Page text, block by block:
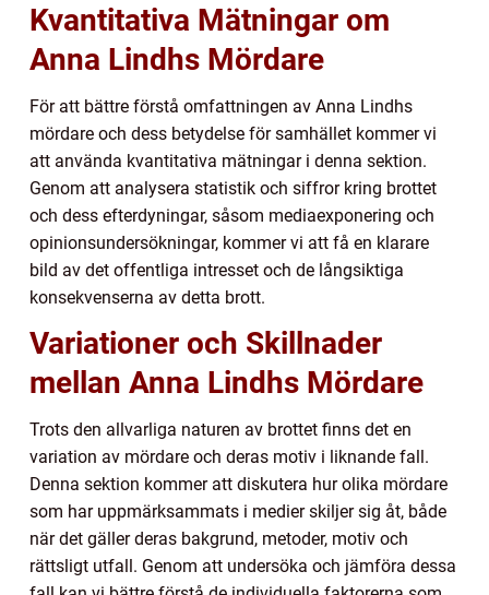
Kvantitativa Mätningar om
Anna Lindhs Mördare
För att bättre förstå omfattningen av Anna Lindhs
mördare och dess betydelse för samhället kommer vi
att använda kvantitativa mätningar i denna sektion.
Genom att analysera statistik och siffror kring brottet
och dess efterdyningar, såsom mediaexponering och
opinionsundersökningar, kommer vi att få en klarare
bild av det offentliga intresset och de långsiktiga
konsekvenserna av detta brott.
Variationer och Skillnader
mellan Anna Lindhs Mördare
Trots den allvarliga naturen av brottet finns det en
variation av mördare och deras motiv i liknande fall.
Denna sektion kommer att diskutera hur olika mördare
som har uppmärksammats i medier skiljer sig åt, både
när det gäller deras bakgrund, metoder, motiv och
rättsligt utfall. Genom att undersöka och jämföra dessa